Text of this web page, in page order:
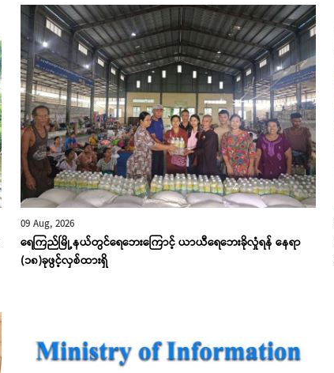
09 Aug, 2026
ရေကြည်မြို့နယ်တွင်ရေဘေးကြောင့် ယာယီရေဘေးခိုလှုံရန် နေရာ
(၁၈)ခုဖွင့်လှစ်ထားရှိ